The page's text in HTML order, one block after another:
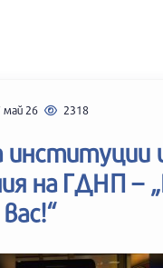
май 26 2318
институции
на ГДНП –